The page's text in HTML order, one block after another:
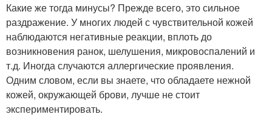
Какие же тогда минусы? Прежде всего, это сильное
раздражение. У многих людей с чувствительной кожей
наблюдаются негативные реакции, вплоть до
возникновения ранок, шелушения, микровоспалений и
т.д. Иногда случаются аллергические проявления.
Одним словом, если вы знаете, что обладаете нежной
кожей, окружающей брови, лучше не стоит
экспериментировать.